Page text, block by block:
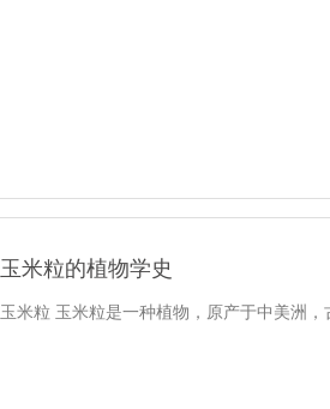
玉米粒的植物学史
玉米粒 玉米粒是一种植物，原产于中美洲，